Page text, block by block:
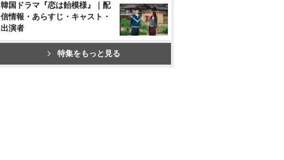
韓国ドラマ『恋は飴模様』｜配
信情報・あらすじ・キャスト・
出演者
特集をもっと見る